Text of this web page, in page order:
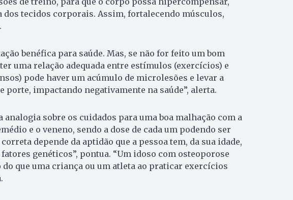
tecidos corporais. Assim, fortalecendo músculos,
benéfica para saúde. Mas, se não for feito um bom
uma relação adequada entre estímulos (exercícios) e
pode haver um acúmulo de microlesões e levar a
porte, impactando negativamente na saúde”, alerta.
analogia sobre os cuidados para uma boa malhação com a
e o veneno, sendo a dose de cada um podendo ser
depende da aptidão que a pessoa tem, da sua idade,
genéticos”, pontua. “Um idoso com osteoporose
que uma criança ou um atleta ao praticar exercícios